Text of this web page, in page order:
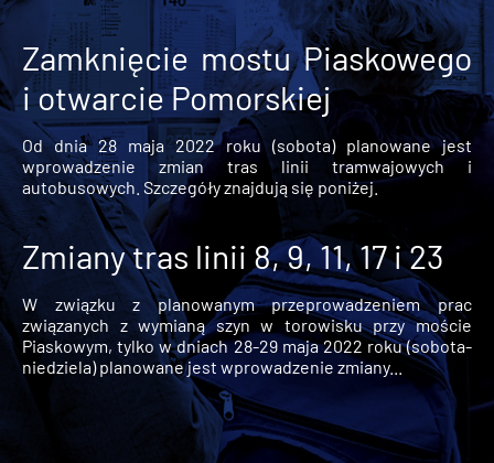
Zamknięcie mostu Piaskowego
i otwarcie Pomorskiej
Od dnia 28 maja 2022 roku (sobota) planowane jest
wprowadzenie zmian tras linii tramwajowych i
autobusowych. Szczegóły znajdują się poniżej.
Zmiany tras linii 8, 9, 11, 17 i 23
W związku z planowanym przeprowadzeniem prac
związanych z wymianą szyn w torowisku przy moście
Piaskowym, tylko w dniach 28-29 maja 2022 roku (sobota-
niedziela) planowane jest wprowadzenie zmiany...